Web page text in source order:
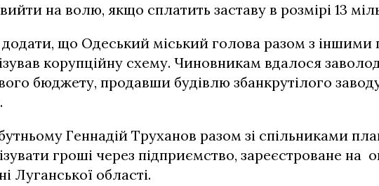
на волю, якщо сплатить заставу в розмірі 13
що Одеський міський голова разом з
корупційну схему. Чиновникам вдалося
бюджету, продавши будівлю збанкрутілого
Геннадій Труханов разом зі спільниками
гроші через підприємство, зареєстроване на
Луганської області.